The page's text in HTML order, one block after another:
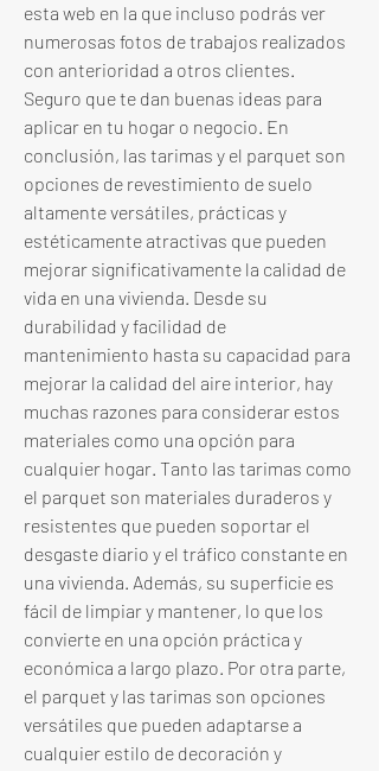
esta web en la que incluso podrás ver
numerosas fotos de trabajos realizados
con anterioridad a otros clientes.
Seguro que te dan buenas ideas para
aplicar en tu hogar o negocio. En
conclusión, las tarimas y el parquet son
opciones de revestimiento de suelo
altamente versátiles, prácticas y
estéticamente atractivas que pueden
mejorar significativamente la calidad de
vida en una vivienda. Desde su
durabilidad y facilidad de
mantenimiento hasta su capacidad para
mejorar la calidad del aire interior, hay
muchas razones para considerar estos
materiales como una opción para
cualquier hogar. Tanto las tarimas como
el parquet son materiales duraderos y
resistentes que pueden soportar el
desgaste diario y el tráfico constante en
una vivienda. Además, su superficie es
fácil de limpiar y mantener, lo que los
convierte en una opción práctica y
económica a largo plazo. Por otra parte,
el parquet y las tarimas son opciones
versátiles que pueden adaptarse a
cualquier estilo de decoración y